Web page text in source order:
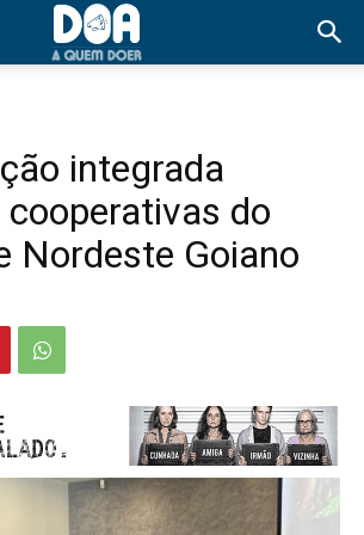
integrada
do
Nordeste Goiano